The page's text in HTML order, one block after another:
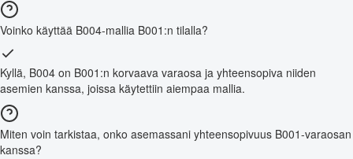
Voinko käyttää B004-mallia B001:n tilalla?
Kyllä, B004 on B001:n korvaava varaosa ja yhteensopiva niiden
asemien kanssa, joissa käytettiin aiempaa mallia.
Miten voin tarkistaa, onko asemassani yhteensopivuus B001-varaosan
kanssa?